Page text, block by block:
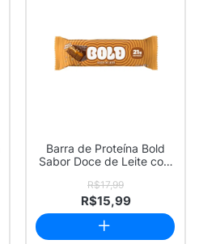
Barra de Proteína Bold
Sabor Doce de Leite com
R$17,99
R$15,99